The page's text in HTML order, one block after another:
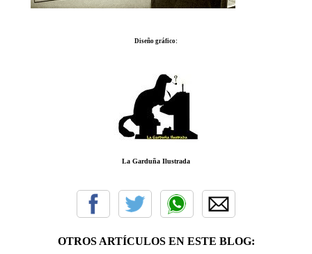
Diseño gráfico:
La Garduña Ilustrada
OTROS ARTÍCULOS EN ESTE BLOG: